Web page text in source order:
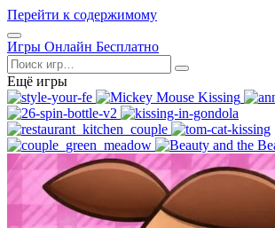
Перейти к содержимому
Открыть
меню
Игры Онлайн Бесплатно
Поиск
Ещё игры